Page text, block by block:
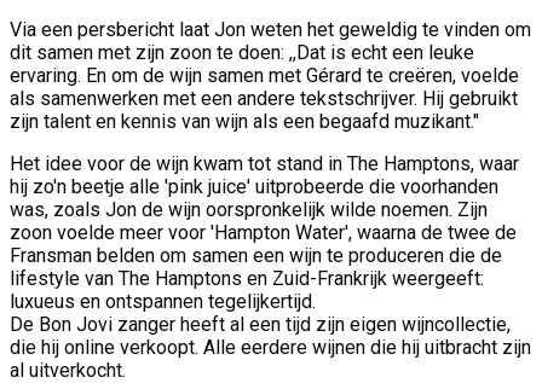
Via een persbericht laat Jon weten het geweldig te vinden om
dit samen met zijn zoon te doen: ,,Dat is echt een leuke
ervaring. En om de wijn samen met Gérard te creëren, voelde
als samenwerken met een andere tekstschrijver. Hij gebruikt
zijn talent en kennis van wijn als een begaafd muzikant."
Het idee voor de wijn kwam tot stand in The Hamptons, waar
hij zo'n beetje alle 'pink juice' uitprobeerde die voorhanden
was, zoals Jon de wijn oorspronkelijk wilde noemen. Zijn
zoon voelde meer voor 'Hampton Water', waarna de twee de
Fransman belden om samen een wijn te produceren die de
lifestyle van The Hamptons en Zuid-Frankrijk weergeeft:
luxueus en ontspannen tegelijkertijd.
De Bon Jovi zanger heeft al een tijd zijn eigen wijncollectie,
die hij online verkoopt. Alle eerdere wijnen die hij uitbracht zijn
al uitverkocht.